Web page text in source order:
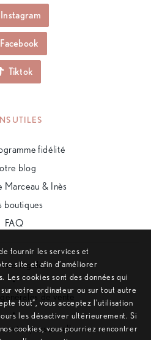
Instagram
Facebook
Tiktok
UTILES
fidélité
blog
Marceau & Inès
boutiques
FAQ
légales
•
de vente
•
personnelles
fournir les services et
site et afin d’améliorer
Les cookies sont des données qui
votre ordinateur ou sur tout autre
tout”, vous acceptez l’utilisation
les désactiver ultérieurement. Si
cookies, vous pourriez rencontrer